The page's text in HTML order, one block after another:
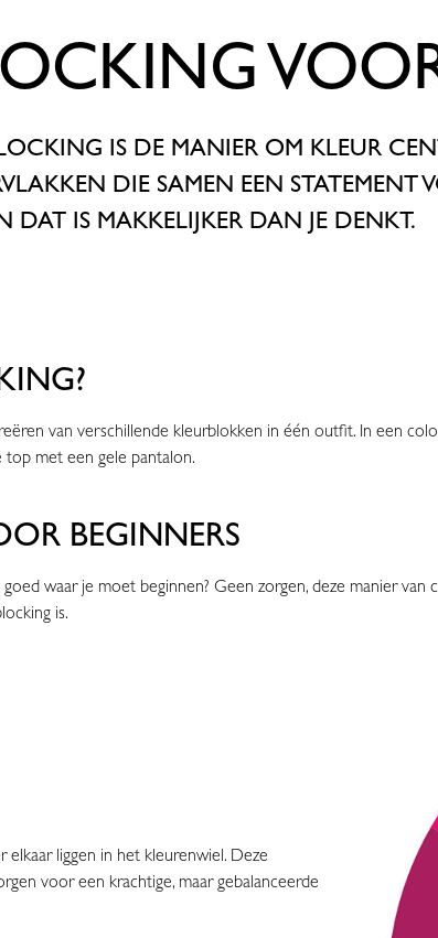
IS DE MANIER OM KLEUR
VLAKKEN DIE SAMEN EEN STATEMENT
DAT IS MAKKELIJKER DAN JE DENKT.
van verschillende kleurblokken in één outfit. In een
met een gele pantalon.
BEGINNERS
waar je moet beginnen? Geen zorgen, deze manier
is.
liggen in het kleurenwiel. Deze
voor een krachtige, maar gebalanceerde